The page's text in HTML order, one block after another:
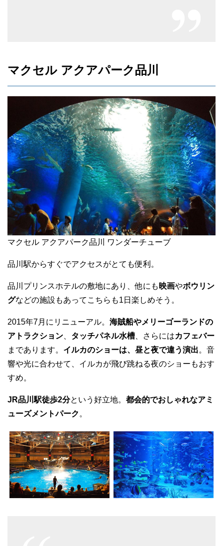
マクセル アクアパーク品川
マクセル アクアパーク品川 ワンダーチューブ
品川駅からすぐでアクセスがとても便利。
品川プリンスホテルの敷地にあり、他にも映画やボウリン
グなどの施設もあってこちらも1日楽しめそう。
2015年7月にリニューアル。 海賊船やメリーゴーランドの
アトラクション、 タッチパネル水槽、さらにはカフェバー
まであります。 イルカのショーは、昼と夜で違う演出。音
響や光に合わせて、イルカが飛び跳ねる夜のショーもおす
すめ。
JR品川駅徒歩2分という好立地。 都会的でおしゃれなアミ
ューズメントパーク。